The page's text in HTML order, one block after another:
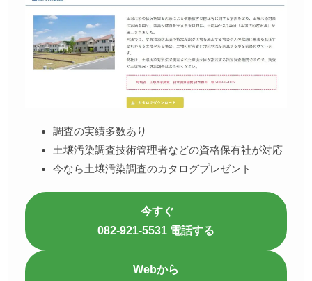
調査の実績多数あり
土壌汚染調査技術管理者などの資格保有社が対応
今なら土壌汚染調査のカタログプレゼント
今すぐ
082-921-5531 電話する
Webから